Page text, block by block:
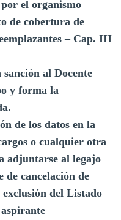
el organismo
de cobertura de
– Cap. III
al Docente
y forma la
de los datos en la
o cualquier otra
adjuntarse al legajo
de cancelación de
del Listado